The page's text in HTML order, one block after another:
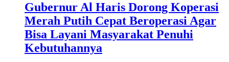
Gubernur Al Haris Dorong Koperasi
Merah Putih Cepat Beroperasi Agar
Bisa Layani Masyarakat Penuhi
Kebutuhannya